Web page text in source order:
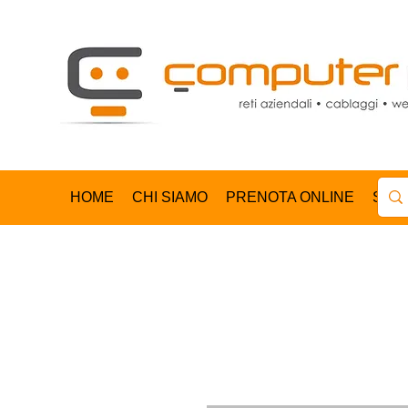
HOME CHI SIAMO PRENOTA ONLINE